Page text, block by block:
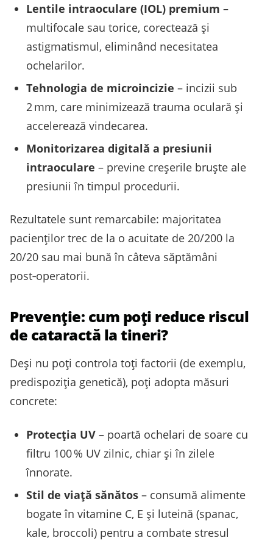
Lentile intraoculare (IOL) premium –
multifocale sau torice, corectează şi
astigmatismul, eliminând necesitatea
ochelarilor.
Tehnologia de microincizie – incizii sub
2 mm, care minimizează trauma oculară şi
accelerează vindecarea.
Monitorizarea digitală a presiunii
intraoculare – previne creşerile bruște ale
presiunii în timpul procedurii.
Rezultatele sunt remarcabile: majoritatea
pacienţilor trec de la o acuitate de 20/200 la
20/20 sau mai bună în câteva săptămâni
post‑operatorii.
Prevenție: cum poţi reduce riscul
de cataractă la tineri?
Deşi nu poţi controla toţi factorii (de exemplu,
predispoziţia genetică), poţi adopta măsuri
concrete:
Protecţia UV – poartă ochelari de soare cu
filtru 100 % UV zilnic, chiar şi în zilele
înnorate.
Stil de viaţă sănătos – consumă alimente
bogate în vitamine C, E şi luteină (spanac,
kale, broccoli) pentru a combate stresul